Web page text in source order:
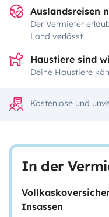
Auslandsreisen
Der Vermieter
Land verlässt
Haustiere sind
Deine Haustiere
Kostenlose und
In der
Insassen